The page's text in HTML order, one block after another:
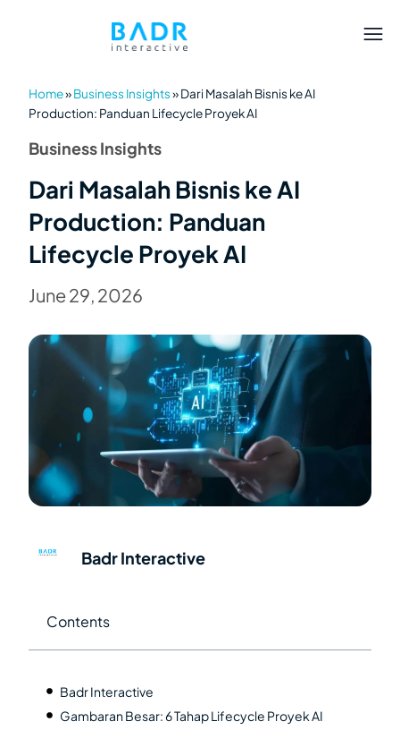
Home»Business Insights»Dari Masalah Bisnis ke AI
Production: Panduan Lifecycle Proyek AI
Business Insights
Dari Masalah Bisnis ke AI
Production: Panduan
Lifecycle Proyek AI
June 29, 2026
Badr Interactive
Contents
Badr Interactive
Gambaran Besar: 6 Tahap Lifecycle Proyek AI